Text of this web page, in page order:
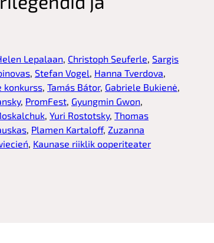
Lepalaan, Christoph Seuferle, Sargis
, Stefan Vogel, Hanna Tverdova
konkurss, Tamás Bátor, Gabriele Bukienė
, PromFest, Gyungmin Gwon
, Yuri Rostotsky, Thomas
, Plamen Kartaloff, Zuzanna
, Kaunase riiklik ooperiteater